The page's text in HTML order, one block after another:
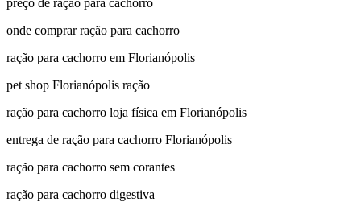
onde comprar ração para cachorro
ração para cachorro em Florianópolis
pet shop Florianópolis ração
ração para cachorro loja física em Florianópolis
entrega de ração para cachorro Florianópolis
ração para cachorro sem corantes
ração para cachorro digestiva